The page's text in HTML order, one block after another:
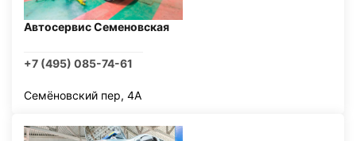
Автосервис Семеновская
+7 (495) 085-74-61
Семёновский пер, 4А